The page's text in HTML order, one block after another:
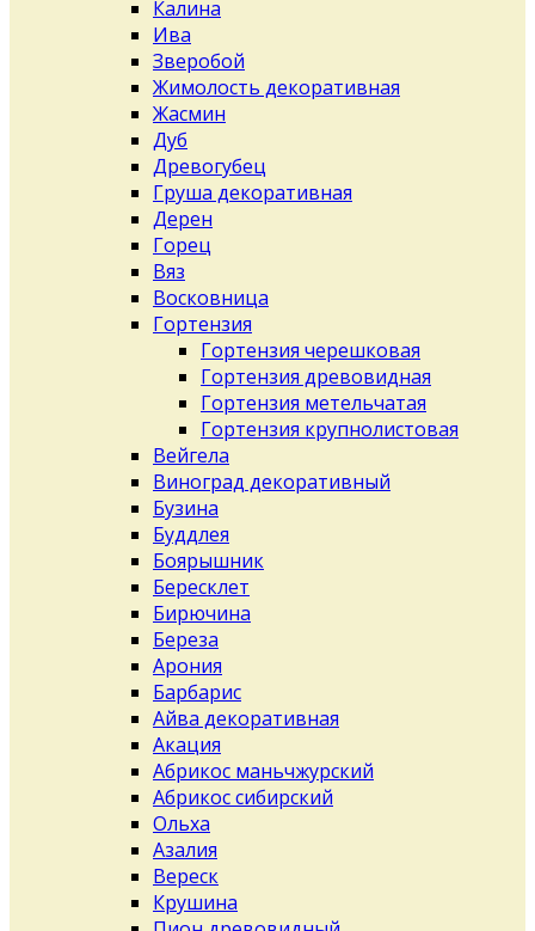
Калина
Ива
Зверобой
Жимолость декоративная
Жасмин
Дуб
Древогубец
Груша декоративная
Дерен
Горец
Вяз
Восковница
Гортензия
Гортензия черешковая
Гортензия древовидная
Гортензия метельчатая
Гортензия крупнолистовая
Вейгела
Виноград декоративный
Бузина
Буддлея
Боярышник
Бересклет
Бирючина
Береза
Арония
Барбарис
Айва декоративная
Акация
Абрикос маньчжурский
Абрикос сибирский
Ольха
Азалия
Вереск
Крушина